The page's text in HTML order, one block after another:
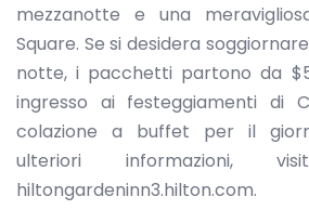
mezzanotte e una
Square. Se si desidera
notte, i pacchetti partono da
ingresso ai festeggiamenti di
colazione a buffet per il
ulteriori informazioni,
hiltongardeninn3.hilton.com.